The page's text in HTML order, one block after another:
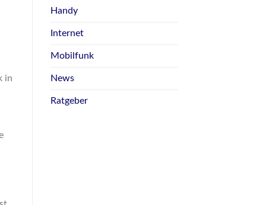
in
Handy
Internet
Mobilfunk
News
Ratgeber